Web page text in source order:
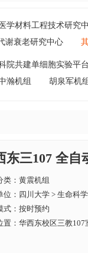
学材料工程技术研究
谢衰老研究中心
院共建单细胞实验平
瀚机组 胡泉军机
东三107 全
类：黄震机组
位： 四川大学 > 生命科
式：按时预约
置：华西东校区三教107